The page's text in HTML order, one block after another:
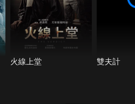
火線上堂 雙夫計